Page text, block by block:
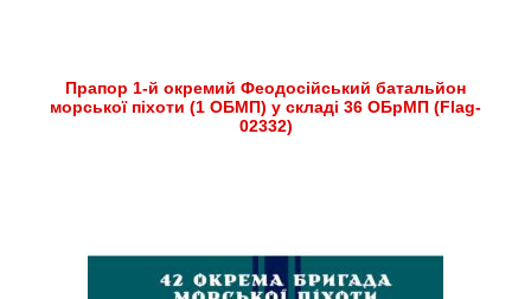
Прапор 1-й окремий Феодосійський батальйон
морської піхоти (1 ОБМП) у складі 36 ОБрМП (Flag-
02332)